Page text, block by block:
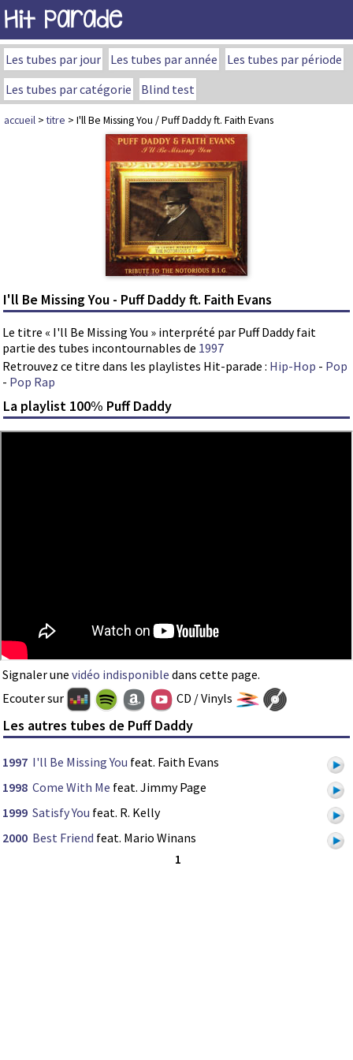
Hit Parade
Les tubes par jour Les tubes par année
Les tubes par période
Les tubes par catégorie
Blind test
accueil >titre > I'll Be Missing You / Puff Daddy ft. Faith Evans
I'll Be Missing You - Puff Daddy ft. Faith Evans
Le titre « I'll Be Missing You » interprété par Puff Daddy fait
partie des tubes incontournables de 1997
Retrouvez ce titre dans les playlistes Hit-parade : Hip-Hop - Pop
- Pop Rap
La playlist 100% Puff Daddy
Signaler une vidéo indisponible dans cette page.
Ecouter sur
CD / Vinyls
Les autres tubes de Puff Daddy
1997 I'll Be Missing You feat. Faith Evans
1998 Come With Me feat. Jimmy Page
1999 Satisfy You feat. R. Kelly
2000 Best Friend feat. Mario Winans
1